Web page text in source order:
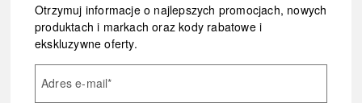
Otrzymuj informacje o najlepszych promocjach, nowych
produktach i markach oraz kody rabatowe i
ekskluzywne oferty.
Adres e-mail*